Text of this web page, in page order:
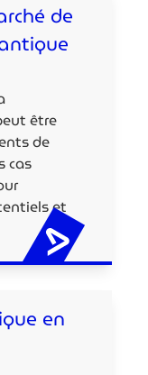
de
être
de
cas
et
en